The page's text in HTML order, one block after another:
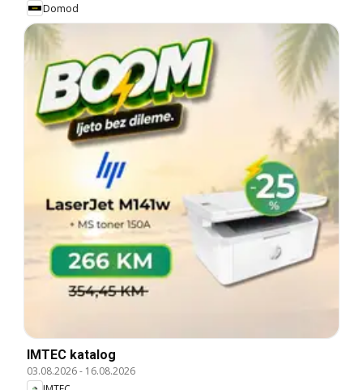
Domod
IMTEC katalog
03.08.2026- 16.08.2026